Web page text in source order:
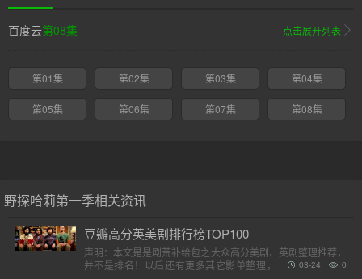
百度云第08集 点击展开列表
第01集 第02集 第03集 第04集
第05集 第06集 第07集 第08集
野探哈莉第一季相关资讯
豆瓣高分英美剧排行榜TOP100
声明：本文是是剧荒补给包之大众高分美剧、英剧整理推荐，
并不是排名！以后还有更多其它影单整理，请各位收藏好。
0
03-24